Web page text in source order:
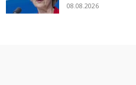
08.08.2026